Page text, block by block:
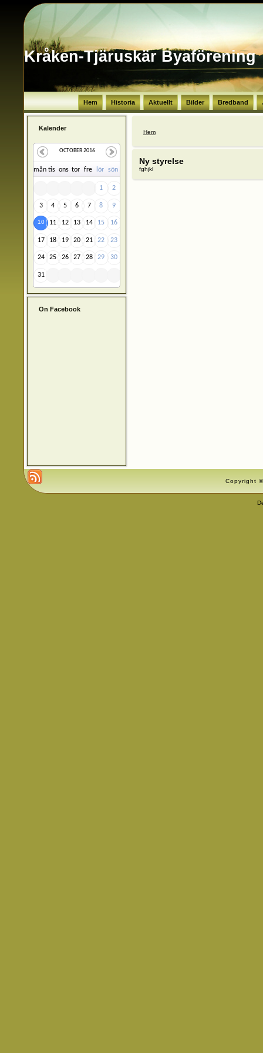
Kråken-Tjäruskär Byaförening
Hem Historia Aktuellt Bilder Bredband
Kalender
mån tis ons tor fre lör sön
1 2
3 4 5 6 7 8 9
10 11 12 13 14 15 16
17 18 19 20 21 22 23
24 25 26 27 28 29 30
31
OCTOBER 2016
On Facebook
Du är här
Hem
Ny styrelse
fghjkl
Copyright